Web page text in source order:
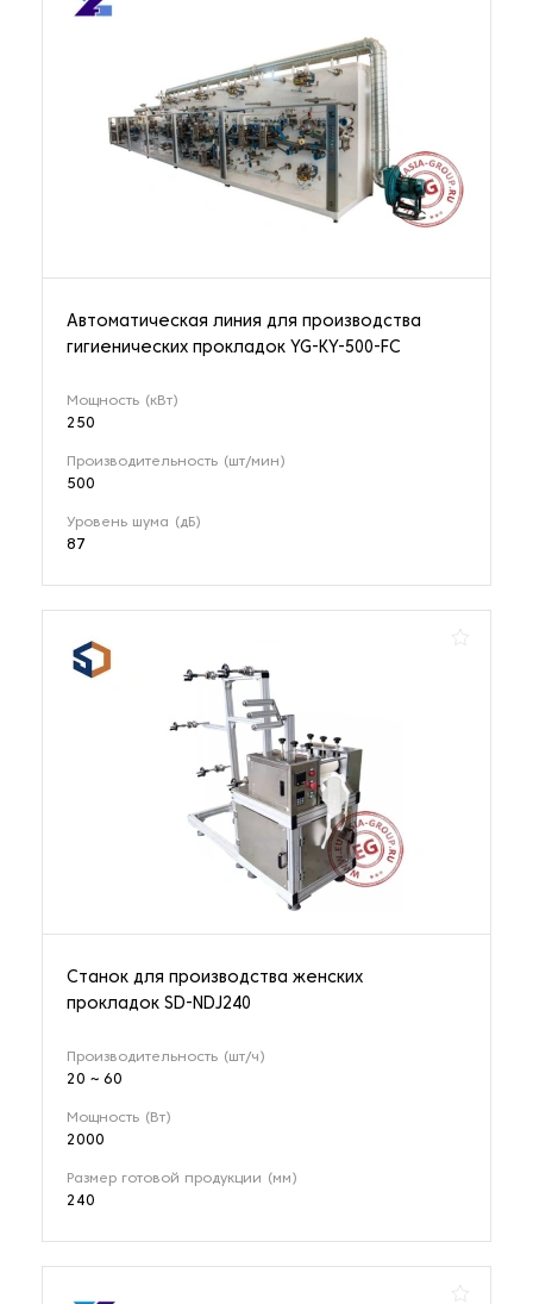
Автоматическая линия для производства
гигиенических прокладок YG-KY-500-FC
Мощность (кВт)
250
Производительность (шт/мин)
500
Уровень шума (дБ)
87
Станок для производства женских
прокладок SD-NDJ240
Производительность (шт/ч)
20 ~ 60
Мощность (Вт)
2000
Размер готовой продукции (мм)
240